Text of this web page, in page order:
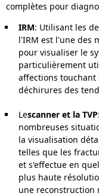
complètes pour
IRM: Utilisant les
l'IRM est l'une des
pour visualiser le
particulièrement
affections touchant
déchirures des
Lescanner et la TVP
nombreuses
la visualisation
telles que les
et s'effectue en
plus haute
une reconstruction